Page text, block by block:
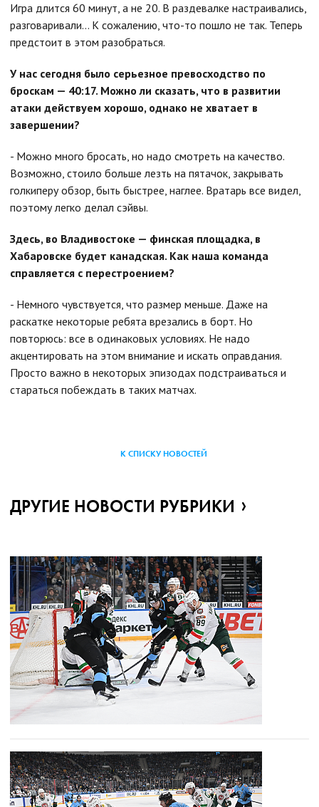
Игра длится 60 минут, а не 20. В раздевалке настраивались,
разговаривали… К сожалению, что-то пошло не так. Теперь
предстоит в этом разобраться.
У нас сегодня было серьезное превосходство по
броскам — 40:17. Можно ли сказать, что в развитии
атаки действуем хорошо, однако не хватает в
завершении?
- Можно много бросать, но надо смотреть на качество.
Возможно, стоило больше лезть на пятачок, закрывать
голкиперу обзор, быть быстрее, наглее. Вратарь все видел,
поэтому легко делал сэйвы.
Здесь, во Владивостоке — финская площадка, в
Хабаровске будет канадская. Как наша команда
справляется с перестроением?
- Немного чувствуется, что размер меньше. Даже на
раскатке некоторые ребята врезались в борт. Но
повторюсь: все в одинаковых условиях. Не надо
акцентировать на этом внимание и искать оправдания.
Просто важно в некоторых эпизодах подстраиваться и
стараться побеждать в таких матчах.
К СПИСКУ НОВОСТЕЙ
ДРУГИЕ НОВОСТИ РУБРИКИ